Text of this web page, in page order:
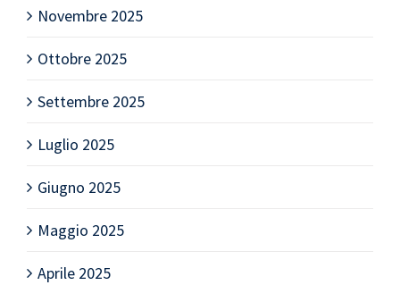
Novembre 2025
Ottobre 2025
Settembre 2025
Luglio 2025
Giugno 2025
Maggio 2025
Aprile 2025